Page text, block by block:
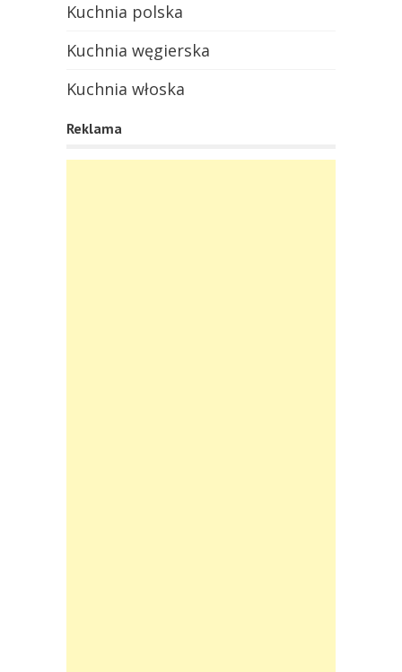
Kuchnia polska
Kuchnia węgierska
Kuchnia włoska
Reklama